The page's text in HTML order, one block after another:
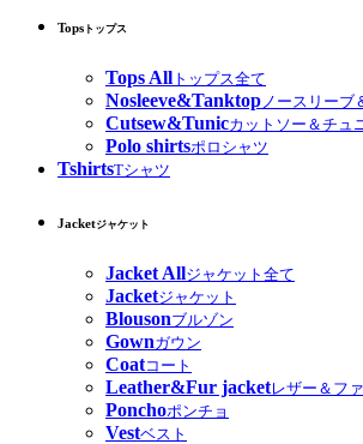
Tops トップス
Tops All トップス全て
Nosleeve&Tanktop ノースリーブ
Cutsew&Tunicカットソー＆チュ
Polo shirtsポロシャツ
TshirtsTシャツ
Jacketジャケット
Jacket Allジャケット全て
Jacketジャケット
Blousonブルゾン
Gownガウン
Coatコート
Leather&Fur jacketレザー＆フ
Ponchoポンチョ
Vestベスト